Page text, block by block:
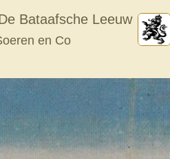
Bataafsche Leeuw
en Co